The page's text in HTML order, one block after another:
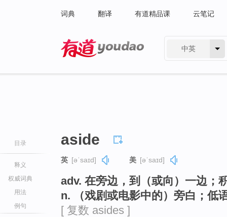
词典 翻译 有道精品课 云笔记
中英
目录
释义
权威词典
用法
例句
aside
英 [əˈsaɪd] 美 [əˈsaɪd]
adv. 在旁边，到（或向）一边
n. （戏剧或电影中的）旁白；低
[ 复数 asides ]